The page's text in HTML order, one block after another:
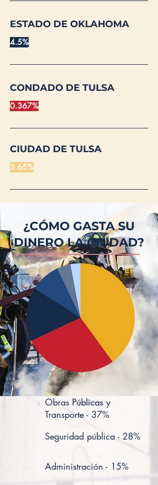
ESTADO DE OKLAHOMA
4.5%
CONDADO DE TULSA
0.367%
CIUDAD DE TULSA
3.65%
¿CÓMO GASTA SU
DINERO LA CIUDAD?
Obras Públicas y
Transporte - 37%
Seguridad pública - 28%
Administración - 15%